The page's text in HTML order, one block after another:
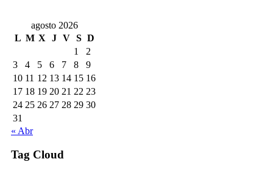
agosto 2026
L M X J V S D
1
2
3
4 5 6 7 8
9
10 11 12 13 14 15 16
17 18 19 20 21 22 23
24 25 26 27 28 29 30
31
« Abr
Tag Cloud